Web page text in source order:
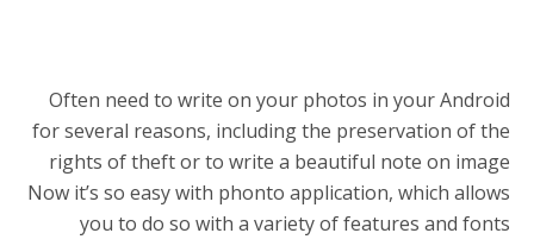
Often need to write on your photos in your Android
for several reasons, including the preservation of the
rights of theft or to write a beautiful note on image
Now it’s so easy with phonto application, which allows
you to do so with a variety of features and fonts